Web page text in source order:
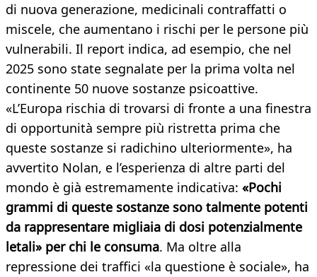
di nuova generazione, medicinali contraffatti o
miscele, che aumentano i rischi per le persone più
vulnerabili. Il report indica, ad esempio, che nel
2025 sono state segnalate per la prima volta nel
continente 50 nuove sostanze psicoattive.
«L’Europa rischia di trovarsi di fronte a una finestra
di opportunità sempre più ristretta prima che
queste sostanze si radichino ulteriormente», ha
avvertito Nolan, e l’esperienza di altre parti del
mondo è già estremamente indicativa: «Pochi
grammi di queste sostanze sono talmente potenti
da rappresentare migliaia di dosi potenzialmente
letali» per chi le consuma. Ma oltre alla
repressione dei traffici «la questione è sociale», ha